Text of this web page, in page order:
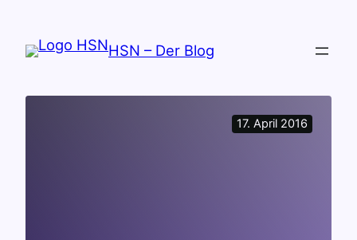
Inhalt
springen
HSN – Der Blog
17. April 2016